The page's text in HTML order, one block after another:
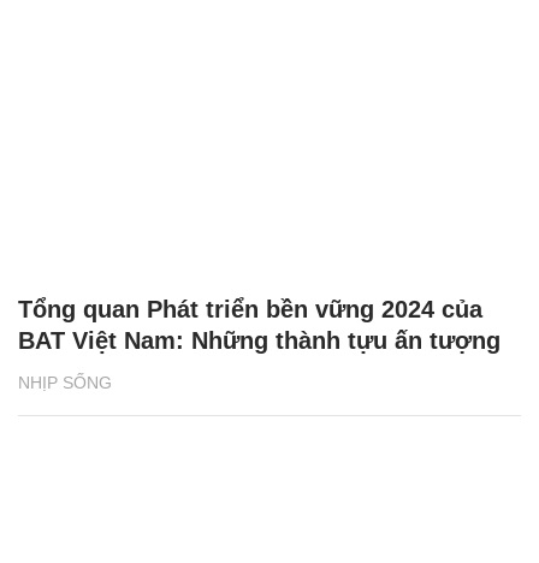
NHỊP SỐNG
Tổng quan Phát triển bền vững 2024 của
BAT Việt Nam: Những thành tựu ấn tượng